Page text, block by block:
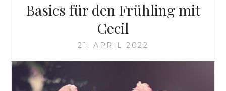
Basics für den Frühling mit
Cecil
21. APRIL 2022